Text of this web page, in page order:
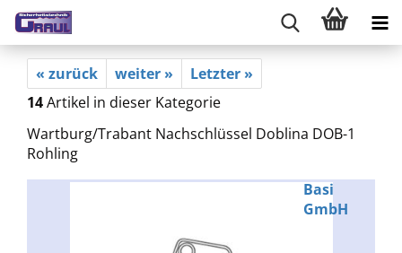
« zurück weiter »
Letzter »
14Artikel in dieser Kategorie
Wartburg/Trabant Nachschlüssel Doblina DOB-1
Rohling
Basi
GmbH